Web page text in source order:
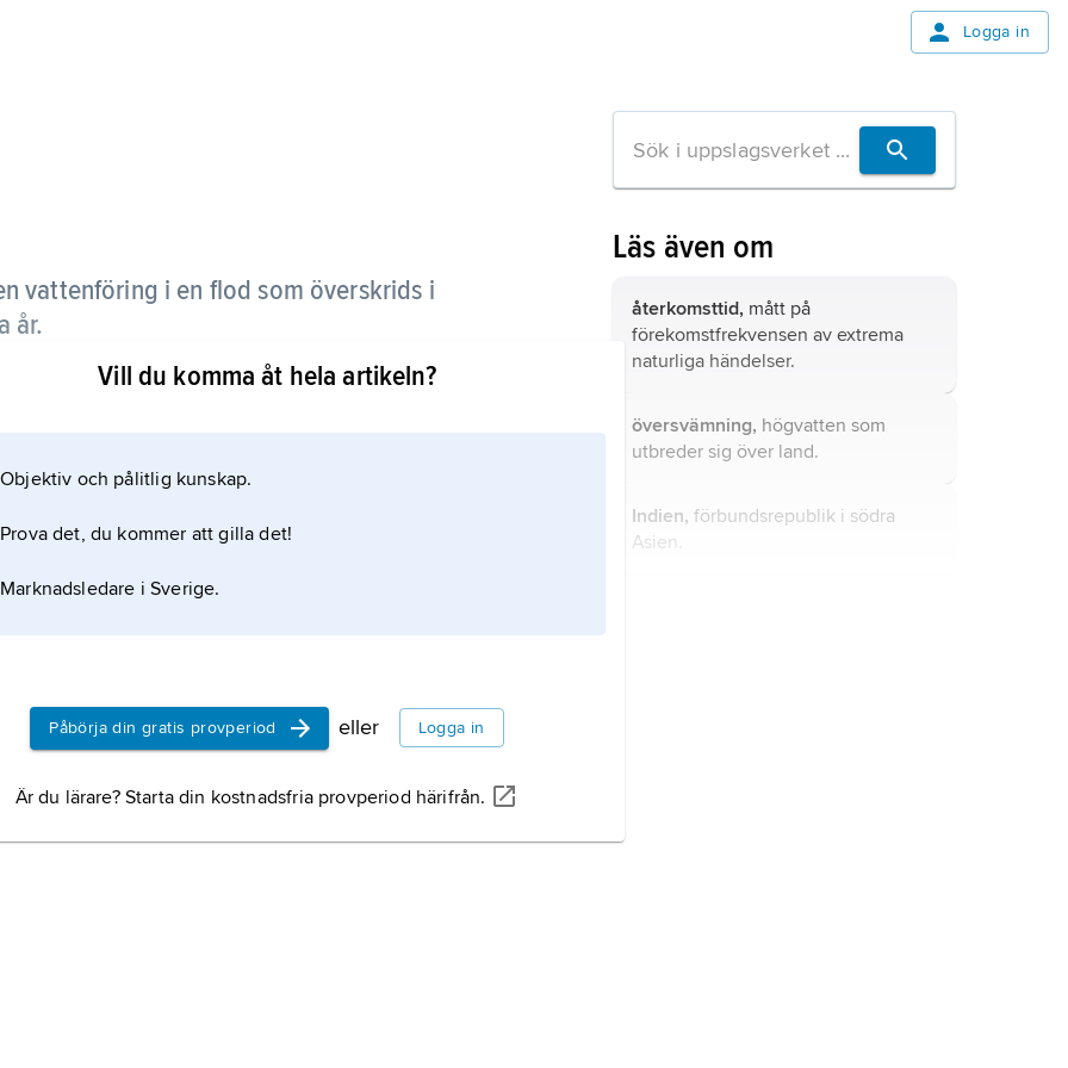
Logga in
vattenföring i en flod som överskrids i
år.
av olika byggnationer i och vid vattendrag.
dammen brister, dimensioneras oftast efter
med statistiska metoder med utgångspunkt
Vill du komma åt hela artikeln?
Objektiv och pålitlig kunskap.
Prova det, du kommer att gilla det!
Marknadsledare i Sverige.
Påbörja din gratis provperiod eller Logga in
Är du lärare? Starta din kostnadsfria provperiod härifrån.
Läs även om
återkomsttid, mått på
förekomstfrekvensen av extrema
naturliga händelser.
översvämning, högvatten som
utbreder sig över land.
Indien, förbundsrepublik i södra
Asien.